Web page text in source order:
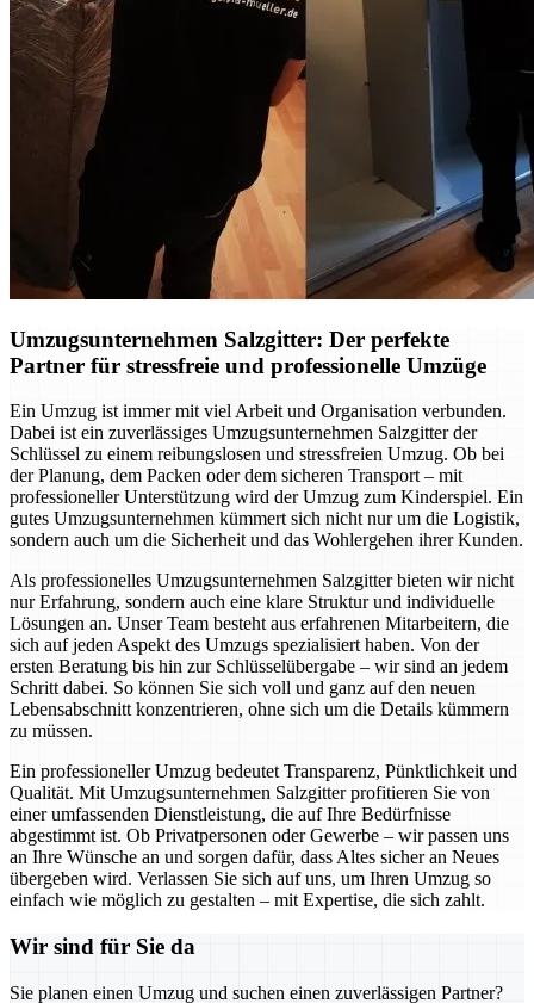
Umzugsunternehmen Salzgitter: Der perfekte
Partner für stressfreie und professionelle Umzüge
Ein Umzug ist immer mit viel Arbeit und Organisation verbunden.
Dabei ist ein zuverlässiges Umzugsunternehmen Salzgitter der
Schlüssel zu einem reibungslosen und stressfreien Umzug. Ob bei
der Planung, dem Packen oder dem sicheren Transport – mit
professioneller Unterstützung wird der Umzug zum Kinderspiel. Ein
gutes Umzugsunternehmen kümmert sich nicht nur um die Logistik,
sondern auch um die Sicherheit und das Wohlergehen ihrer Kunden.
Als professionelles Umzugsunternehmen Salzgitter bieten wir nicht
nur Erfahrung, sondern auch eine klare Struktur und individuelle
Lösungen an. Unser Team besteht aus erfahrenen Mitarbeitern, die
sich auf jeden Aspekt des Umzugs spezialisiert haben. Von der
ersten Beratung bis hin zur Schlüsselübergabe – wir sind an jedem
Schritt dabei. So können Sie sich voll und ganz auf den neuen
Lebensabschnitt konzentrieren, ohne sich um die Details kümmern
zu müssen.
Ein professioneller Umzug bedeutet Transparenz, Pünktlichkeit und
Qualität. Mit Umzugsunternehmen Salzgitter profitieren Sie von
einer umfassenden Dienstleistung, die auf Ihre Bedürfnisse
abgestimmt ist. Ob Privatpersonen oder Gewerbe – wir passen uns
an Ihre Wünsche an und sorgen dafür, dass Altes sicher an Neues
übergeben wird. Verlassen Sie sich auf uns, um Ihren Umzug so
einfach wie möglich zu gestalten – mit Expertise, die sich zahlt.
Wir sind für Sie da
Sie planen einen Umzug und suchen einen zuverlässigen Partner?